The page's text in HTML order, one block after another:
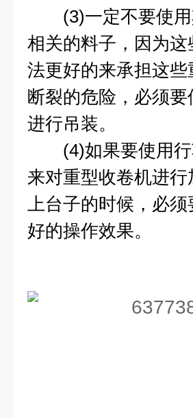
(3)一定不要使用
相关的料子，因为
法更好的来承担这
断裂的危险，必须
进行吊装。
(4)如果要使用行
来对重型收卷机进
上台子的时候，必
好的操作效果。